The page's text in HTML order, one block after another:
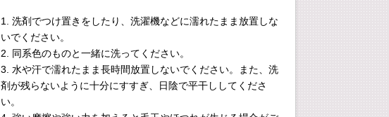
1. 洗剤でつけ置きをしたり、洗濯機などに濡れたまま放置しな
いでください。
2. 同系色のものと一緒に洗ってください。
3. 水や汗で濡れたまま長時間放置しないでください。また、洗
剤が残らないように十分にすすぎ、日陰で平干ししてくださ
い。